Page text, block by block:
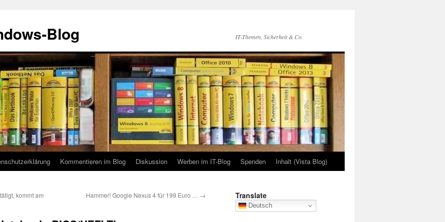
Blog IT-Themen, Sicherheit & Co.
Kommentieren im Blog Diskussion Werben im IT-Blog Spenden Inhalt (Vista Blog)
kommt am
Hammer! Google Nexus 4 für 199 Euro … → Translate
Deutsch